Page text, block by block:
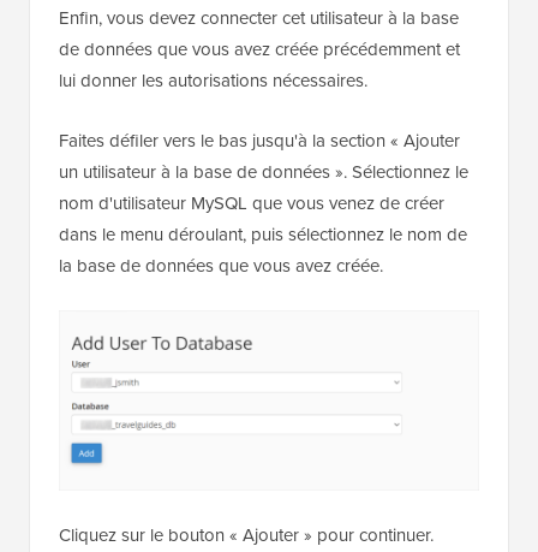
Enfin, vous devez connecter cet utilisateur à la base
de données que vous avez créée précédemment et
lui donner les autorisations nécessaires.
Faites défiler vers le bas jusqu'à la section « Ajouter
un utilisateur à la base de données ». Sélectionnez le
nom d'utilisateur MySQL que vous venez de créer
dans le menu déroulant, puis sélectionnez le nom de
la base de données que vous avez créée.
Cliquez sur le bouton « Ajouter » pour continuer.